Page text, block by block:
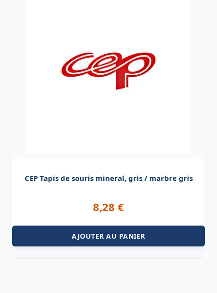
CEP Tapis de souris mineral, gris / marbre gris
8,28 €
AJOUTER AU PANIER